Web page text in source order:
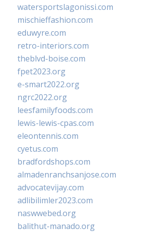
watersportslagonissi.com
mischieffashion.com
eduwyre.com
retro-interiors.com
theblvd-boise.com
fpet2023.org
e-smart2022.org
ngrc2022.org
leesfamilyfoods.com
lewis-lewis-cpas.com
eleontennis.com
cyetus.com
bradfordshops.com
almadenranchsanjose.com
advocatevijay.com
adlibilimler2023.com
naswwebed.org
balithut-manado.org